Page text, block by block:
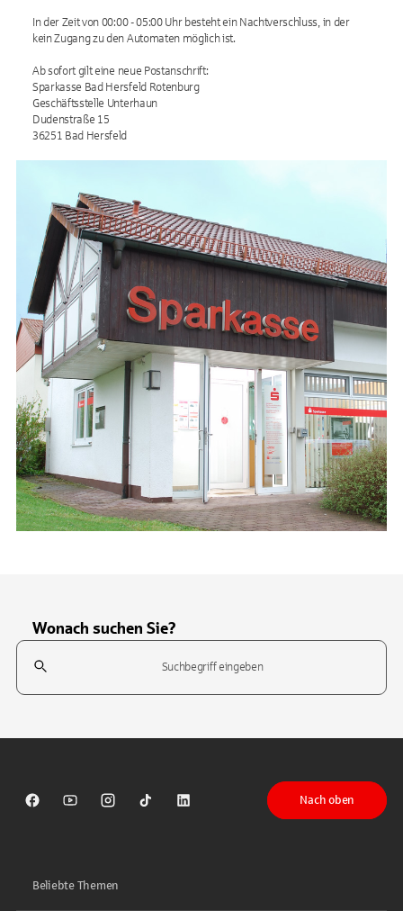
In der Zeit von 00:00 - 05:00 Uhr besteht ein Nachtverschluss, in der
kein Zugang zu den Automaten möglich ist.
Ab sofort gilt eine neue Postanschrift:
Sparkasse Bad Hersfeld Rotenburg
Geschäftsstelle Unterhaun
Dudenstraße 15
36251 Bad Hersfeld
Wonach suchen Sie?
Suchfeld
Sparkasse auf Facebook
Sparkasse auf Youtube
Sparkasse auf Instagram
Sparkasse auf TikTok
Sparkasse auf LinkedIn
Nach oben
Beliebte Themen